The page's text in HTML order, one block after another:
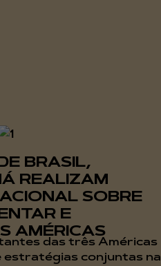
BRASIL,
REALIZAM
SOBRE
E
AMÉRICAS
das três Américas
conjuntas na